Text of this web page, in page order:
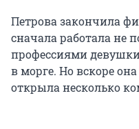
Петрова закончила
сначала работала не
профессиями
в морге. Но вскоре
открыла несколько